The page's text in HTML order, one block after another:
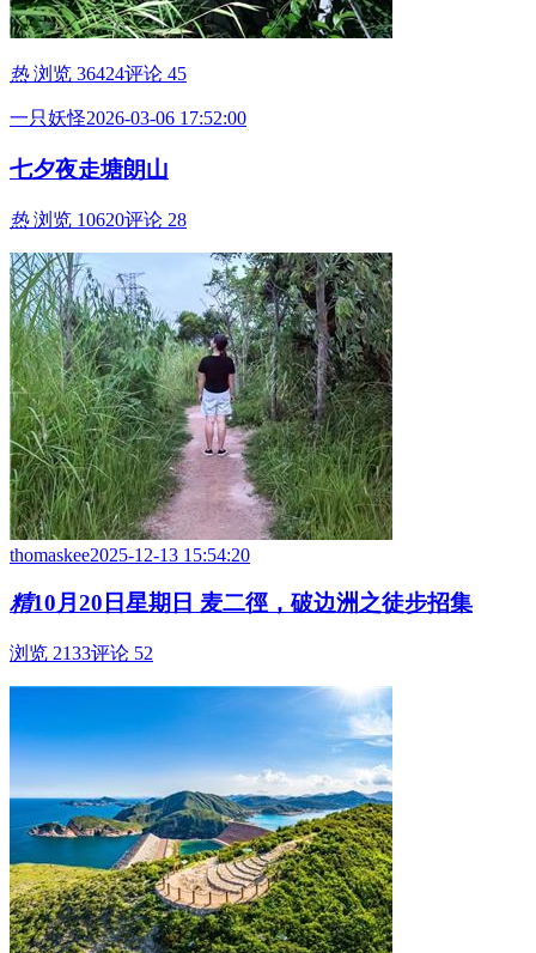
热 浏览 36424评论 45
一只妖怪2026-03-06 17:52:00
七夕夜走塘朗山
热 浏览 10620评论 28
thomaskee2025-12-13 15:54:20
精10月20日星期日 麦二徑，破边洲之徒步招集
浏览 2133评论 52